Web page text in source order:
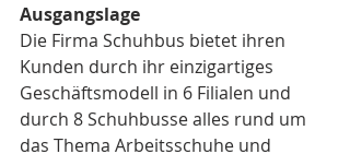
Ausgangslage
Die Firma Schuhbus bietet ihren
Kunden durch ihr einzigartiges
Geschäftsmodell in 6 Filialen und
durch 8 Schuhbusse alles rund um
das Thema Arbeitsschuhe und